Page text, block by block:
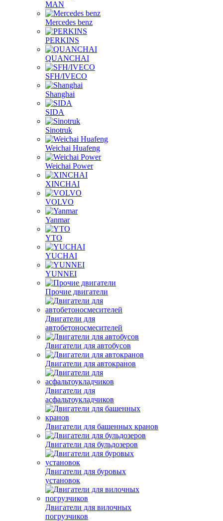
PERKINS
QUANCHAI
SFH/IVECO
Shanghai
SIDA
Sinotruk
Weichai Huafeng
Weichai Power
XINCHAI
VOLVO
Yanmar
YTO
YUCHAI
YUNNEI
Прочие двигатели
Двигатели для
автобетоносмесителей
Двигатели для автобусов
Двигатели для автокранов
Двигатели для
асфальтоукладчиков
Двигатели для башенных кранов
Двигатели для бульдозеров
Двигатели для буровых
установок
Двигатели для вилочных
погрузчиков
Двигатели для вышек